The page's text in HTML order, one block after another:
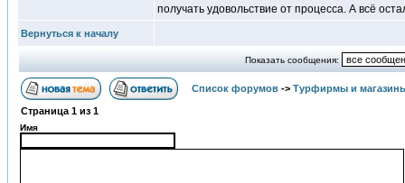
получать удовольствие от процесса. А всё
Вернуться к началу
Показать сообщения:
Список форумов -> Турфирмы и
Страница 1 из 1
Имя